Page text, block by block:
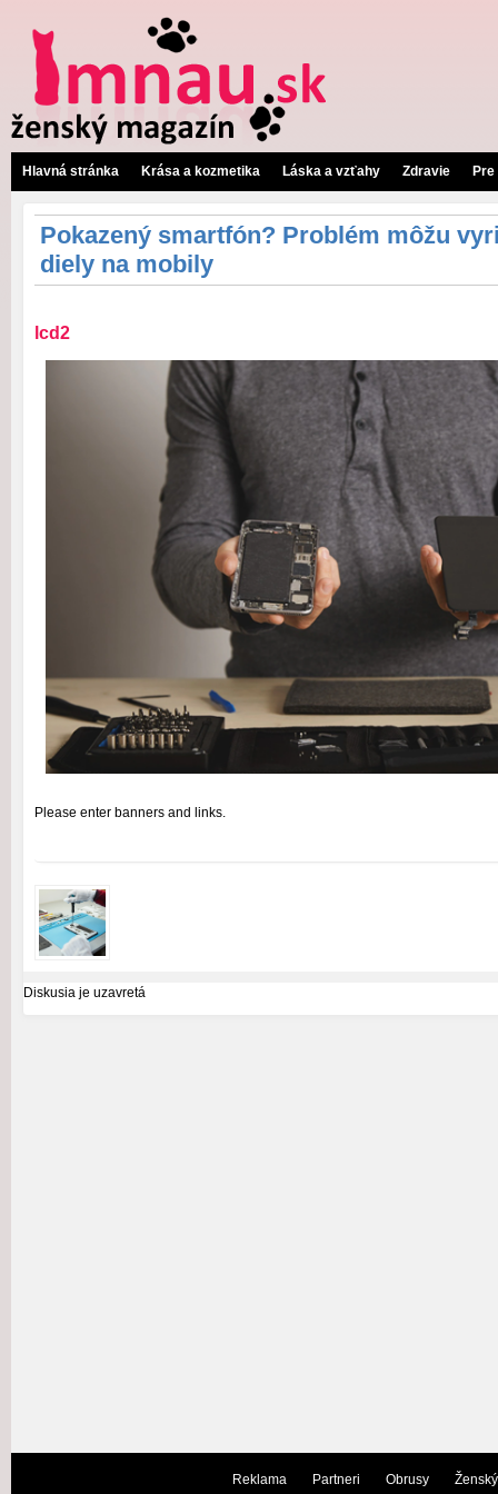
Hlavná stránka Krása a kozmetika Láska a vzťahy Zdravie
Pokazený smartfón? Problém môžu
diely na mobily
lcd2
Please enter banners and links.
Diskusia je uzavretá
Reklama Partneri Obrusy